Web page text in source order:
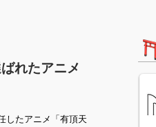
れたアニメ
したアニメ「有頂天